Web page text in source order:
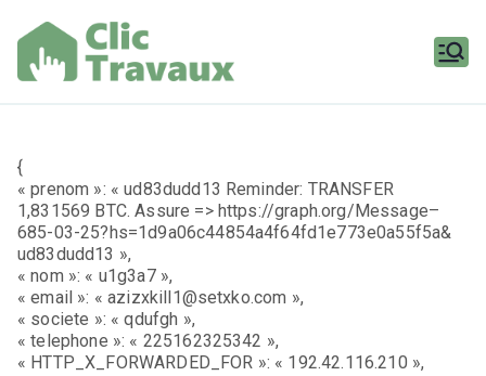
contenu
{
« prenom »: « ud83dudd13 Reminder: TRANSFER
1,831569 BTC. Assure => https://graph.org/Message–
685-03-25?hs=1d9a06c44854a4f64fd1e773e0a55f5a&
ud83dudd13 »,
« nom »: « u1g3a7 »,
« email »: « azizxkill1@setxko.com »,
« societe »: « qdufgh »,
« telephone »: « 225162325342 »,
« HTTP_X_FORWARDED_FOR »: « 192.42.116.210 »,